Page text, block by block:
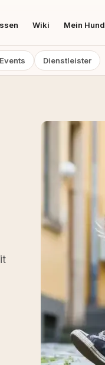
Wiki Mein Hund
Events Dienstleister